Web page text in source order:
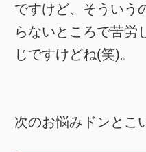
ですけど、そうい
らないところで苦労
じですけどね(笑)。
次のお悩みドンとこ